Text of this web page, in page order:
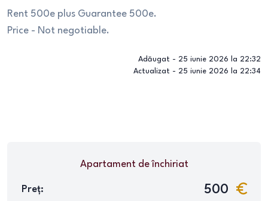
Rent 500e plus Guarantee 500e.
Price - Not negotiable.
Adăugat - 25 iunie 2026 la 22:32
Actualizat - 25 iunie 2026 la 22:34
Apartamentde închiriat
Preț: 500